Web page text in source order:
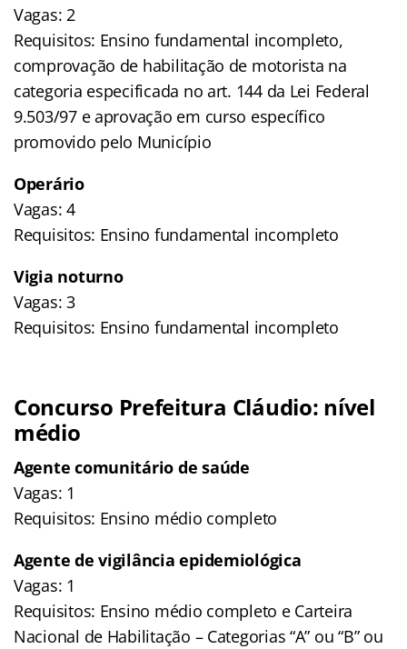
Vagas: 2
Requisitos: Ensino fundamental incompleto,
comprovação de habilitação de motorista na
categoria especificada no art. 144 da Lei Federal
9.503/97 e aprovação em curso específico
promovido pelo Município
Operário
Vagas: 4
Requisitos: Ensino fundamental incompleto
Vigia noturno
Vagas: 3
Requisitos: Ensino fundamental incompleto
Concurso Prefeitura Cláudio: nível
médio
Agente comunitário de saúde
Vagas: 1
Requisitos: Ensino médio completo
Agente de vigilância epidemiológica
Vagas: 1
Requisitos: Ensino médio completo e Carteira
Nacional de Habilitação – Categorias “A” ou “B” ou